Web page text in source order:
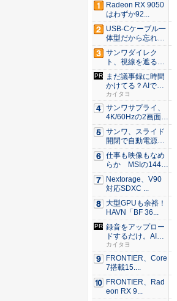
Radeon RX 9050
はわずか92...
USB-Cケーブル一
体型だから忘れな
い！...
サンワダイレク
ト、視線を遮るフ
ェルト製デ...
まだ議事録に時間
かけてる？AIで速
く正確...
カイタヨ
サンワサプライ、
4K/60Hzの2画面
出...
サンワ、スライド
開閉で自動電源O
N/OF...
仕事も映像もなめ
らか MSIの144H
z...
Nextorage、V90
対応SDXC ...
大型GPUも余裕！
HAVN「BF 36...
録音をアップロー
ドするだけ。AIが
速く正...
カイタヨ
FRONTIER、Core
7搭載15....
FRONTIER、Rad
eon RX 9...